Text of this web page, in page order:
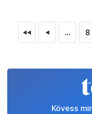
◄◄ ◄ ... 8
Kövess